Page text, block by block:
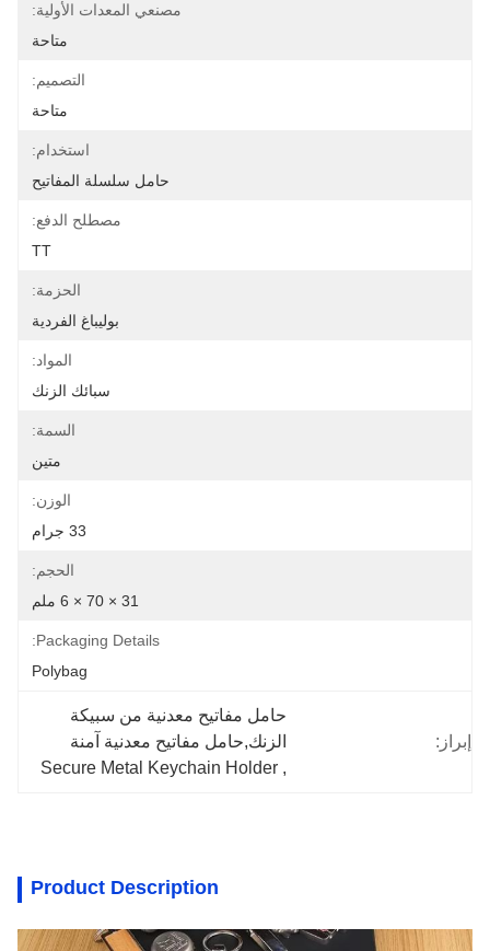
مصنعي المعدات الأولية:
متاحة
التصميم:
متاحة
استخدام:
حامل سلسلة المفاتيح
مصطلح الدفع:
TT
الحزمة:
بوليباغ الفردية
المواد:
سبائك الزنك
السمة:
متين
الوزن:
33 جرام
الحجم:
31 × 70 × 6 ملم
Packaging Details:
Polybag
إبراز:
حامل مفاتيح معدنية من سبيكة
الزنك,حامل مفاتيح معدنية آمنة
,
Secure Metal Keychain Holder
Product Description